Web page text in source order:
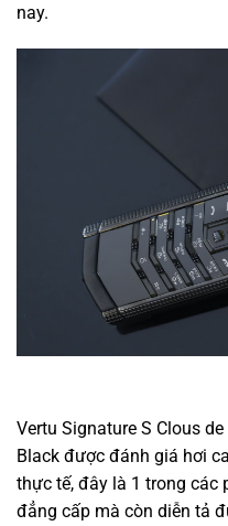
nay.
Vertu Signature S Clous
Black được đánh giá hơi
thực tế, đây là 1 trong các
đẳng cấp mà còn diễn tả